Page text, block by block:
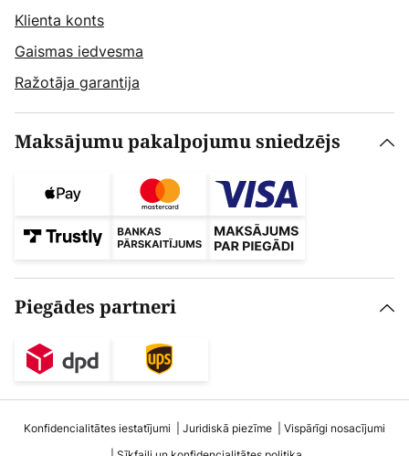
Klienta konts
Gaismas iedvesma
Ražotāja garantija
Maksājumu pakalpojumu sniedzējs
Piegādes partneri
Konfidencialitātes iestatījumi Juridiskā piezīme
Vispārīgi nosacījumi